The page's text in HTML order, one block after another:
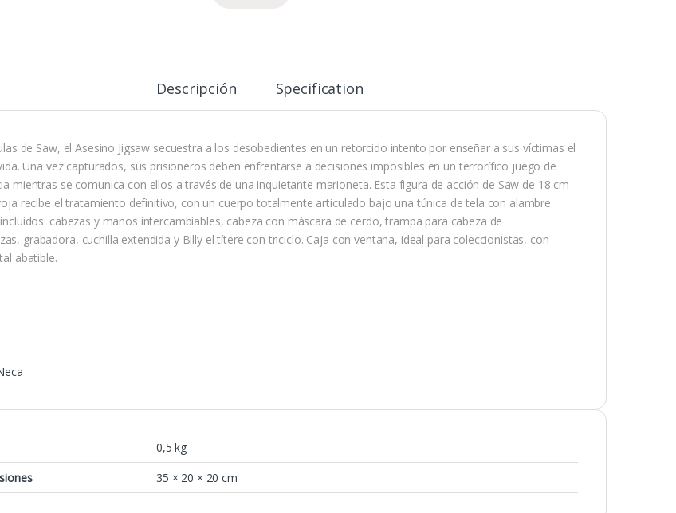
Descripción Specification
de Saw, el Asesino Jigsaw secuestra a los desobedientes en un retorcido intento por enseñar a sus víctimas el
Una vez capturados, sus prisioneros deben enfrentarse a decisiones imposibles en un terrorífico juego de
mientras se comunica con ellos a través de una inquietante marioneta. Esta figura de acción de Saw de 18 cm
recibe el tratamiento definitivo, con un cuerpo totalmente articulado bajo una túnica de tela con alambre.
cabezas y manos intercambiables, cabeza con máscara de cerdo, trampa para cabeza de
grabadora, cuchilla extendida y Billy el títere con triciclo. Caja con ventana, ideal para coleccionistas, con
abatible.
0,5 kg
35 × 20 × 20 cm